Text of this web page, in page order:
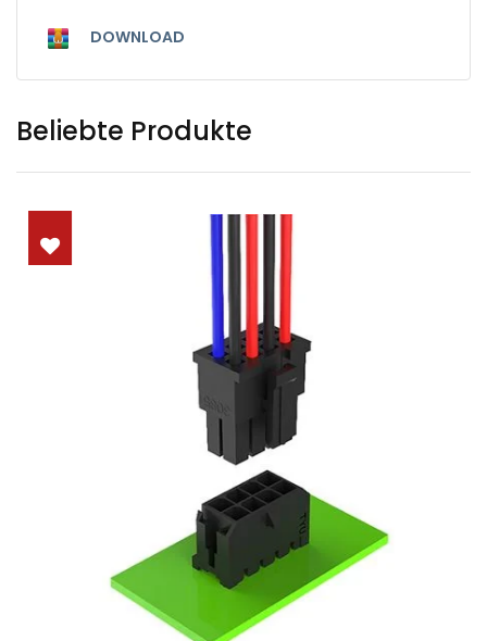
DOWNLOAD
Beliebte Produkte